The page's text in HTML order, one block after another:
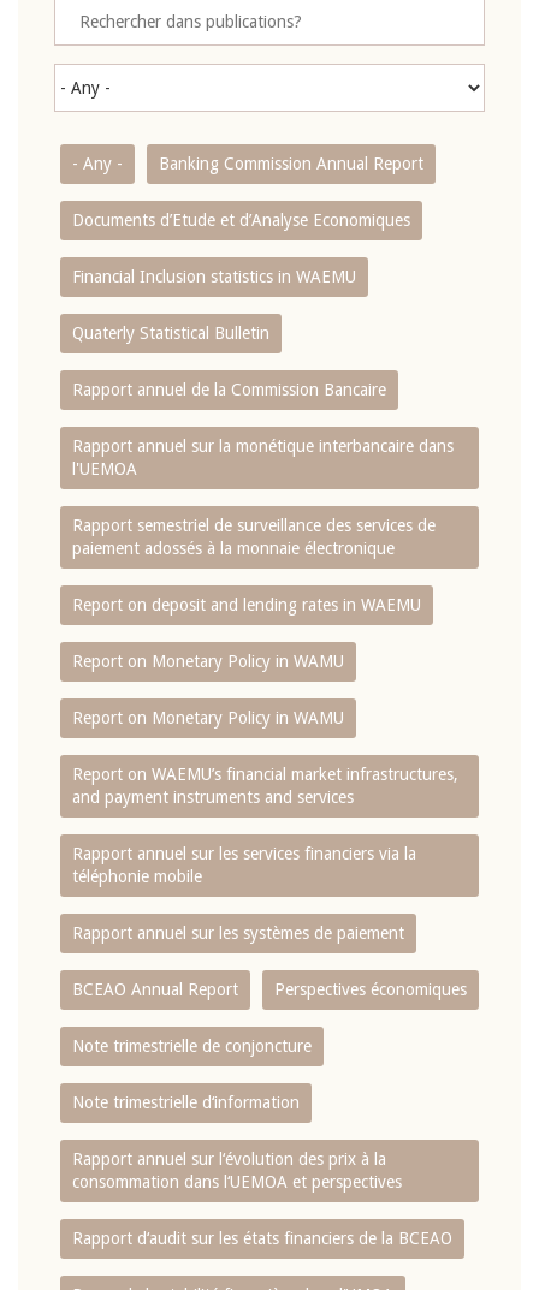
- Any - Banking Commission Annual Report
Documents d’Etude et d’Analyse Economiques
Financial Inclusion statistics in WAEMU
Quaterly Statistical Bulletin
Rapport annuel de la Commission Bancaire
Rapport annuel sur la monétique interbancaire dans
l'UEMOA
Rapport semestriel de surveillance des services de
paiement adossés à la monnaie électronique
Report on deposit and lending rates in WAEMU
Report on Monetary Policy in WAMU
Report on Monetary Policy in WAMU
Report on WAEMU’s financial market infrastructures,
and payment instruments and services
Rapport annuel sur les services financiers via la
téléphonie mobile
Rapport annuel sur les systèmes de paiement
BCEAO Annual Report Perspectives économiques
Note trimestrielle de conjoncture
Note trimestrielle d‘information
Rapport annuel sur l‘évolution des prix à la
consommation dans l‘UEMOA et perspectives
Rapport d‘audit sur les états financiers de la BCEAO